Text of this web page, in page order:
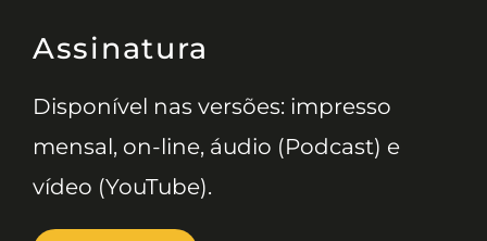
Assinatura
Disponível nas versões: impresso
mensal, on-line, áudio (Podcast) e
vídeo (YouTube).